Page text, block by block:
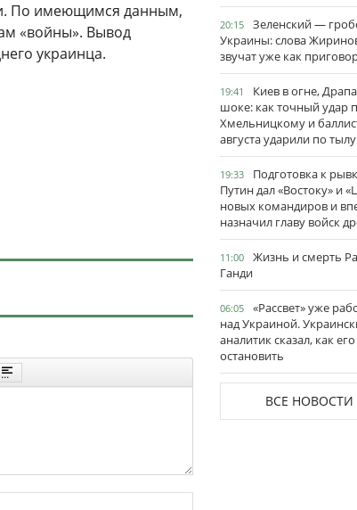
По имеющимся данным,
«войны». Вывод
украинца.
20:15
Зеленский —
Украины: слова
звучат уже как
19:41
Киев в огне,
шоке: как точный удар
Хмельницкому и
августа ударили по
19:33
Подготовка к
Путин дал «Востоку» и
новых командиров и
назначил главу войск
11:00
Жизнь и смерть
Ганди
06:05
«Рассвет» уже
над Украиной.
аналитик сказал, как его
остановить
ВСЕ НОВОСТИ